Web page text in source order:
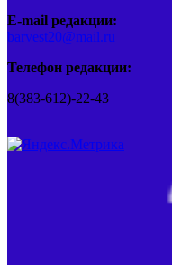
E-mail редакции:
barvest20@mail.ru
Телефон редакции:
8(383-612)-22-43